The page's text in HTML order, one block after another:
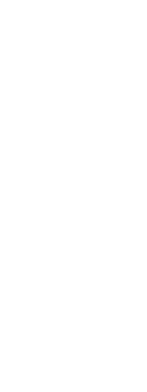
LES YEUX WATER DRENCH